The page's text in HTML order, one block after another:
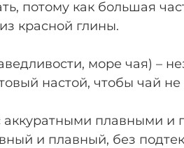
потому как большая
красной глины.
море чая) –
настой, чтобы чай
плавными и
и плавный, без